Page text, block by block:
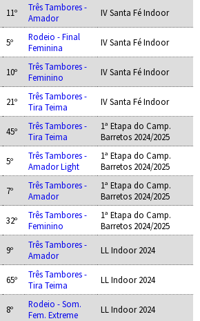
11º
Três Tambores -
Amador
IV Santa Fé Indoor
5º
Rodeio - Final
Feminina
IV Santa Fé Indoor
10º
Três Tambores -
Feminino
IV Santa Fé Indoor
21º
Três Tambores -
Tira Teima
IV Santa Fé Indoor
45º
Três Tambores -
Tira Teima
1ª Etapa do Camp.
Barretos 2024/2025
5º
Três Tambores -
Amador Light
1ª Etapa do Camp.
Barretos 2024/2025
7º
Três Tambores -
Amador
1ª Etapa do Camp.
Barretos 2024/2025
32º
Três Tambores -
Feminino
1ª Etapa do Camp.
Barretos 2024/2025
9º
Três Tambores -
Amador
LL Indoor 2024
65º
Três Tambores -
Tira Teima
LL Indoor 2024
8º
Rodeio - Som.
Fem. Extreme
LL Indoor 2024